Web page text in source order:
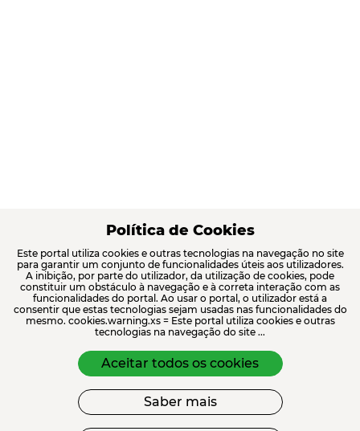
Política de Cookies
Este portal utiliza cookies e outras tecnologias na navegação no site
para garantir um conjunto de funcionalidades úteis aos utilizadores.
A inibição, por parte do utilizador, da utilização de cookies, pode
constituir um obstáculo à navegação e à correta interação com as
funcionalidades do portal. Ao usar o portal, o utilizador está a
consentir que estas tecnologias sejam usadas nas funcionalidades do
mesmo. cookies.warning.xs = Este portal utiliza cookies e outras
tecnologias na navegação do site ...
Aceitar todos os cookies
Saber mais